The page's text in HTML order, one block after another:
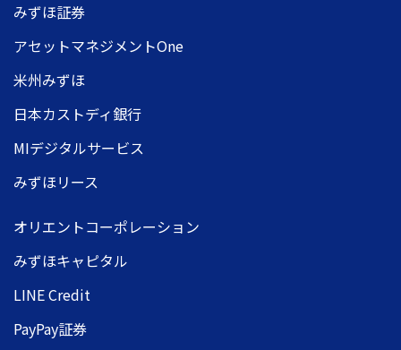
みずほ証券
アセットマネジメントOne
米州みずほ
日本カストディ銀行
MIデジタルサービス
みずほリース
オリエントコーポレーション
みずほキャピタル
LINE Credit
PayPay証券